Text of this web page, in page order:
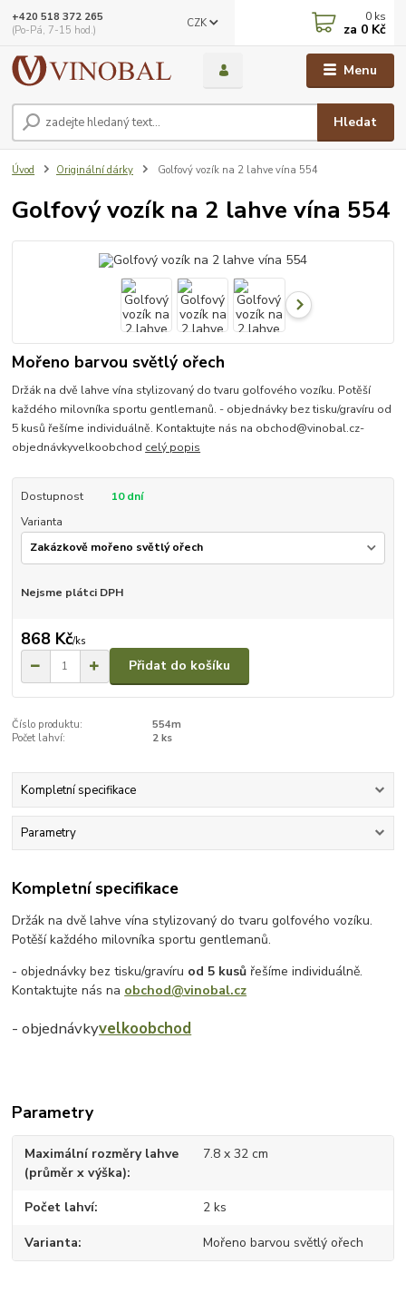
Menu
CZK
Hledat
+420 518 372 265
(Po-Pá, 7-15 hod.)
0 ks
za 0 Kč
Úvod Originální dárky Golfový vozík na 2 lahve vína 554
Golfový vozík na 2 lahve vína 554
Mořeno barvou světlý ořech
Držák na dvě lahve vína stylizovaný do tvaru golfového vozíku. Potěší
každého milovníka sportu gentlemanů. - objednávky bez tisku/gravíru od
5 kusů řešíme individuálně. Kontaktujte nás na obchod@vinobal.cz-
objednávkyvelkoobchod celý popis
Dostupnost
10 dní
Varianta
Nejsme plátci DPH
868 Kč/ks
Přidat do košíku
Číslo produktu:
554m
Počet lahví:
2 ks
Kompletní specifikace
Parametry
Kompletní specifikace
Držák na dvě lahve vína stylizovaný do tvaru golfového vozíku.
Potěší každého milovníka sportu gentlemanů.
- objednávky bez tisku/gravíru od 5 kusů řešíme individuálně.
Kontaktujte nás na obchod@vinobal.cz
- objednávkyvelkoobchod
Parametry
Maximální rozměry lahve
(průměr x výška)
7.8 x 32 cm
Počet lahví 2 ks
Varianta Mořeno barvou světlý ořech